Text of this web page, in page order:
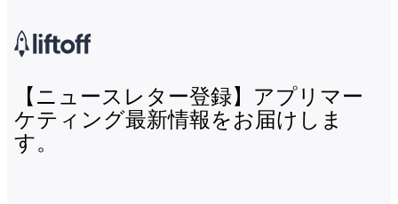
【ニュースレター登録】アプリマー
ケティング最新情報をお届けしま
す。